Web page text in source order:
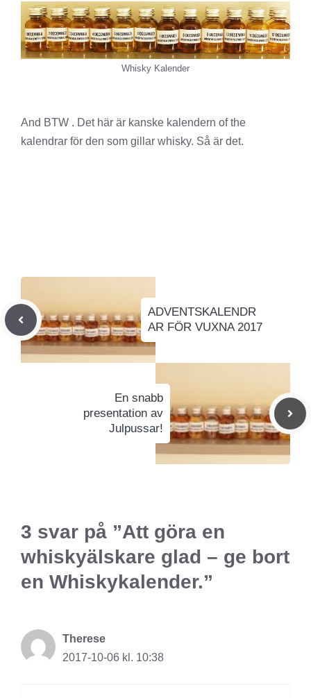
Whisky Kalender
And BTW . Det här är kanske kalendern of the
kalendrar för den som gillar whisky. Så är det.
ADVENTSKALENDR
AR FÖR VUXNA 2017
En snabb
presentation av
Julpussar!
3 svar på ”Att göra en
whiskyälskare glad – ge bort
en Whiskykalender.”
Therese
2017-10-06 kl. 10:38